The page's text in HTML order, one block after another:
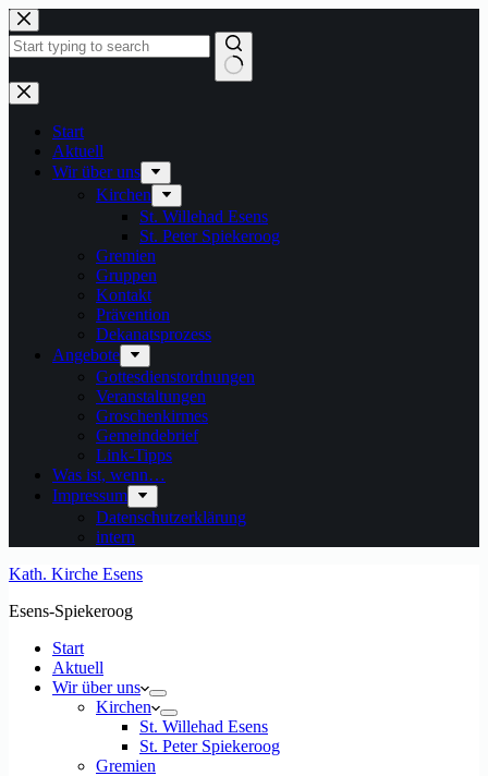
Zum
Inhalt
springen
Keine
Ergebnisse
Start
Aktuell
Wir über uns
Kirchen
St. Willehad Esens
St. Peter Spiekeroog
Gremien
Gruppen
Kontakt
Prävention
Dekanatsprozess
Angebote
Gottesdienstordnungen
Veranstaltungen
Groschenkirmes
Gemeindebrief
Link-Tipps
Was ist, wenn…
Impressum
Datenschutzerklärung
intern
Kath. Kirche Esens
Esens-Spiekeroog
Start
Aktuell
Wir über uns
Kirchen
St. Willehad Esens
St. Peter Spiekeroog
Gremien